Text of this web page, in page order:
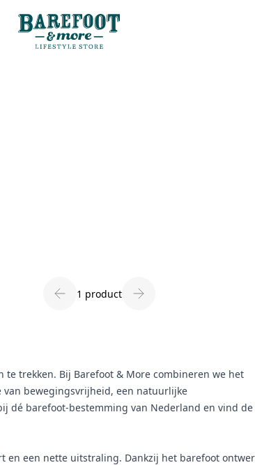
1 product
trekken. Bij Barefoot & More combineren we het
van bewegingsvrijheid, een natuurlijke
dé barefoot-bestemming van Nederland en vind de
en een nette uitstraling. Dankzij het barefoot